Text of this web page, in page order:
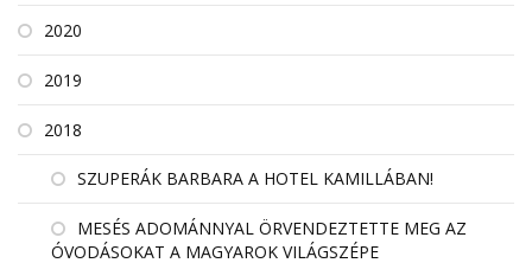
2020
2019
2018
SZUPERÁK BARBARA A HOTEL KAMILLÁBAN!
MESÉS ADOMÁNNYAL ÖRVENDEZTETTE MEG AZ
ÓVODÁSOKAT A MAGYAROK VILÁGSZÉPE